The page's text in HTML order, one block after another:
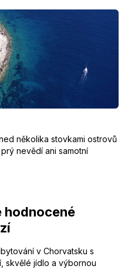
několika stovkami ostrovů
nevědí ani samotní
hodnocené
v Chorvatsku s
skvělé jídlo a výbornou